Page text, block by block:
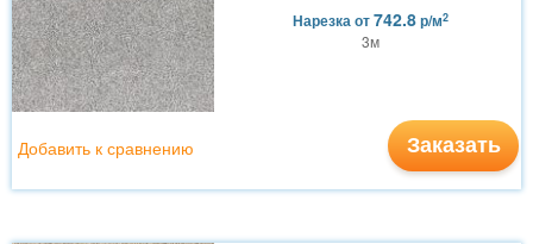
Нарезкаот742.8р/м2
3м
Заказать
Добавить к сравнению